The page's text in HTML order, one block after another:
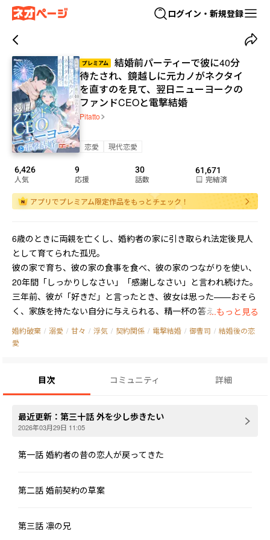
ログイン・新規登録
プレミアム
結婚前パーティーで彼に40分
待たされ、鏡越しに元カノがネクタイ
を直すのを見て、翌日ニューヨークの
ファンドCEOと電撃結婚
Pitatto
恋愛 現代恋愛
6,426
人気
9
応援
30
話数
61,671
完結済
アプリでプレミアム限定作品をもっとチェック！
6歳のときに両親を亡くし、婚約者の家に引き取られ法定後見人
として育てられた孤児。
彼の家で育ち、彼の家の食事を食べ、彼の家のつながりを使い、
20年間「しっかりしなさい」「感謝しなさい」と言われ続けた。
三年前、彼が「好きだ」と言ったとき、彼女は思った——おそら
く、家族を持たない自分に与えられる、精一杯の答えなのだろ
う、と。
彼は駐車場に車を停めに行くと言って、40分も彼女を待たせた。
彼女はホールの端に立ち、知っている人は一人もおらず、オレン
ジジュースを手に、まるで他人の結婚式に来たかのような孤独な
気持ちだった。
結婚後の工房経営の決定は双方の同意が必要で、離婚時には工房
...もっと見る
婚約破棄 / 溺愛 / 甘々 / 浮気 / 契約関係 / 電撃結婚 / 御曹司 / 結婚後の恋
愛
目次 コミュニティ 詳細
最近更新： 第三十話 外を少し歩きたい
2026年03月29日 11:05
第一話 婚約者の昔の恋人が戻ってきた
第二話 婚前契約の草案
第三話 凛の兄